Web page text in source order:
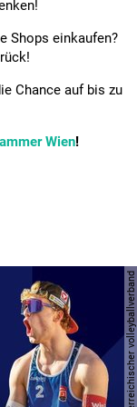
Shops einkaufen?
Chance auf bis zu
Wien!
© österreichischer volleyballverband